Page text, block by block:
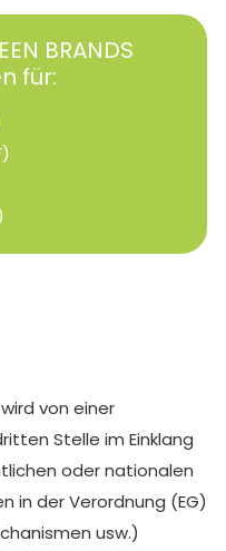
BRANDS
für:
von einer
Stelle im Einklang
oder nationalen
in der Verordnung (EG)
usw.)